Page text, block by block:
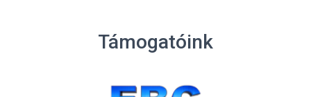
Támogatóink